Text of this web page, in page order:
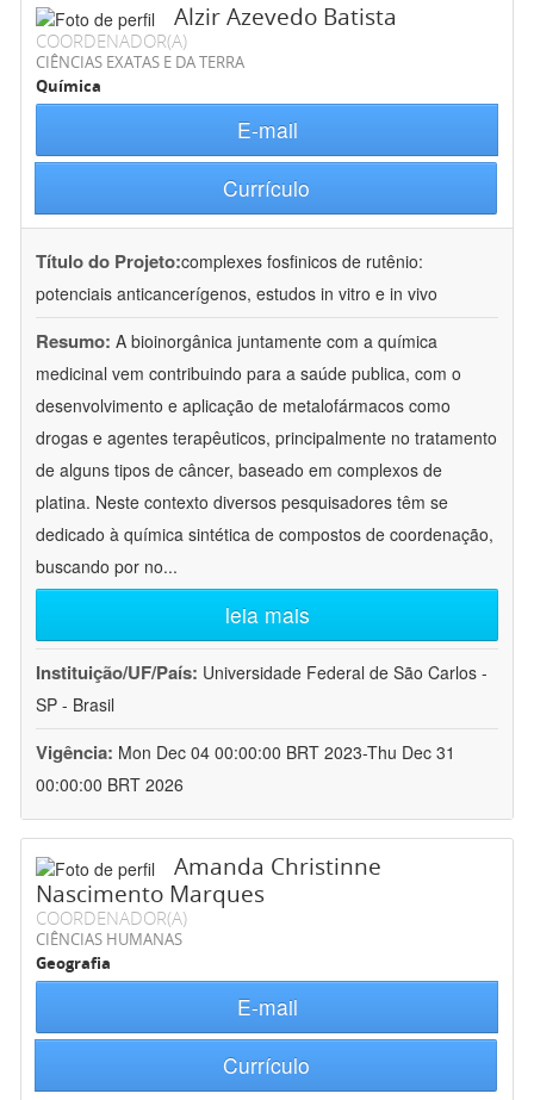
Alzir Azevedo Batista
COORDENADOR(A)
CIÊNCIAS EXATAS E DA TERRA
Química
E-mail
Currículo
Título do Projeto:complexes fosfinicos de rutênio:
potenciais anticancerígenos, estudos in vitro e in vivo
Resumo: A bioinorgânica juntamente com a química
medicinal vem contribuindo para a saúde publica, com o
desenvolvimento e aplicação de metalofármacos como
drogas e agentes terapêuticos, principalmente no tratamento
de alguns tipos de câncer, baseado em complexos de
platina. Neste contexto diversos pesquisadores têm se
dedicado à química sintética de compostos de coordenação,
buscando por no...
leia mais
Instituição/UF/País: Universidade Federal de São Carlos -
SP - Brasil
Vigência: Mon Dec 04 00:00:00 BRT 2023-Thu Dec 31
00:00:00 BRT 2026
Amanda Christinne
Nascimento Marques
COORDENADOR(A)
CIÊNCIAS HUMANAS
Geografia
E-mail
Currículo